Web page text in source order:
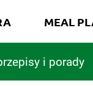
i porady
MEAL